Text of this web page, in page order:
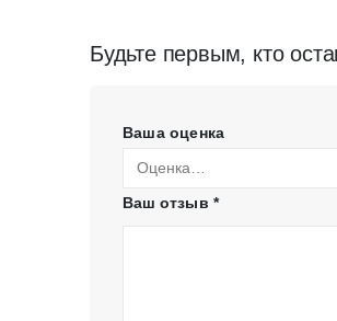
Будьте первым, кто
Ваша оценка
Ваш отзыв *